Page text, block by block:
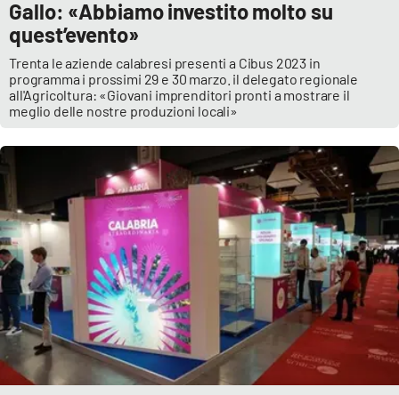
Gallo: «Abbiamo investito molto su
quest’evento»
Trenta le aziende calabresi presenti a Cibus 2023 in
programma i prossimi 29 e 30 marzo. il delegato regionale
all'Agricoltura: «Giovani imprenditori pronti a mostrare il
meglio delle nostre produzioni locali»